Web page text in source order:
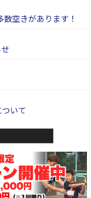
空きがあります！
いて